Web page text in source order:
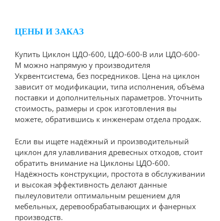
ЦЕНЫ И ЗАКАЗ
Купить Циклон ЦДО-600, ЦДО-600-В или ЦДО-600-
М можно напрямую у производителя
Укрвентсистема, без посредников. Цена на циклон
зависит от модификации, типа исполнения, объёма
поставки и дополнительных параметров. Уточнить
стоимость, размеры и срок изготовления вы
можете, обратившись к инженерам отдела продаж.
Если вы ищете надёжный и производительный
циклон для улавливания древесных отходов, стоит
обратить внимание на Циклоны ЦДО-600.
Надёжность конструкции, простота в обслуживании
и высокая эффективность делают данные
пылеуловители оптимальным решением для
мебельных, деревообрабатывающих и фанерных
производств.